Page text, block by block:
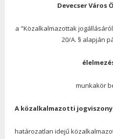
Devecser Város
a "Közalkalmazottak
20/A. § alapján
munkakör
A közalkalmazotti
határozatlan idejű